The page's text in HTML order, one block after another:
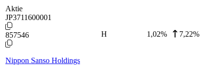
Aktie
JP3711600001
857546
Nippon Sanso Holdings
H 1,02% 7,22%